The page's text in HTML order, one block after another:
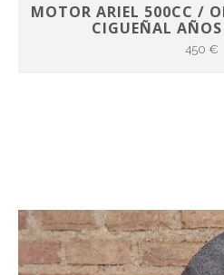
MOTOR ARIEL 500CC /
CIGUEÑAL
450 €